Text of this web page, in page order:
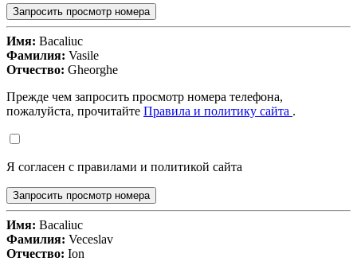
Запросить просмотр номера
Имя: Bacaliuc
Фамилия: Vasile
Отчество: Gheorghe
Прежде чем запросить просмотр номера телефона,
пожалуйста, прочитайте Правила и политику сайта .
Я согласен с правилами и политикой сайта
Запросить просмотр номера
Имя: Bacaliuc
Фамилия: Veceslav
Отчество: Ion